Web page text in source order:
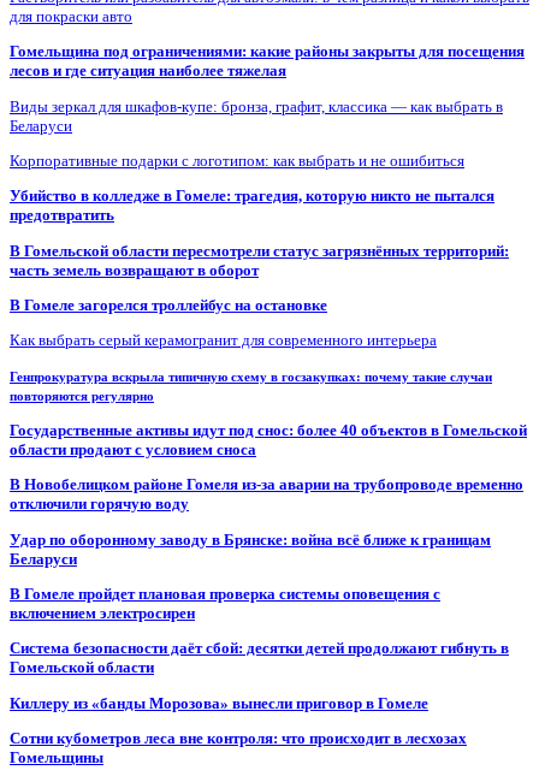
для покраски авто
Гомельщина под ограничениями: какие районы закрыты для посещения
лесов и где ситуация наиболее тяжелая
Виды зеркал для шкафов-купе: бронза, графит, классика — как выбрать в
Беларуси
Корпоративные подарки с логотипом: как выбрать и не ошибиться
Убийство в колледже в Гомеле: трагедия, которую никто не пытался
предотвратить
В Гомельской области пересмотрели статус загрязнённых территорий:
часть земель возвращают в оборот
В Гомеле загорелся троллейбус на остановке
Как выбрать серый керамогранит для современного интерьера
Генпрокуратура вскрыла типичную схему в госзакупках: почему такие случаи
повторяются регулярно
Государственные активы идут под снос: более 40 объектов в Гомельской
области продают с условием сноса
В Новобелицком районе Гомеля из-за аварии на трубопроводе временно
отключили горячую воду
Удар по оборонному заводу в Брянске: война всё ближе к границам
Беларуси
В Гомеле пройдет плановая проверка системы оповещения с
включением электросирен
Система безопасности даёт сбой: десятки детей продолжают гибнуть в
Гомельской области
Киллеру из «банды Морозова» вынесли приговор в Гомеле
Сотни кубометров леса вне контроля: что происходит в лесхозах
Гомельщины